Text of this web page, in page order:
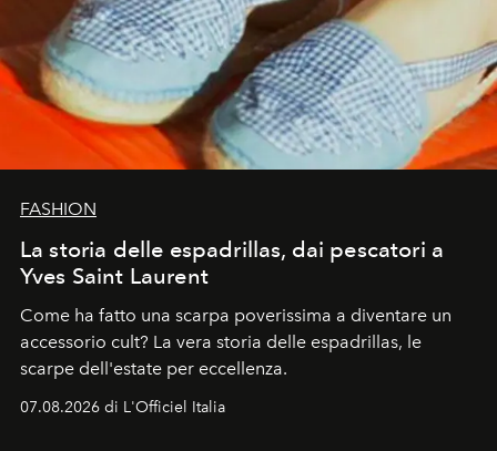
FASHION
La storia delle espadrillas, dai pescatori a
Yves Saint Laurent
Come ha fatto una scarpa poverissima a diventare un
accessorio cult? La vera storia delle espadrillas, le
scarpe dell'estate per eccellenza.
07.08.2026 di L'Officiel Italia